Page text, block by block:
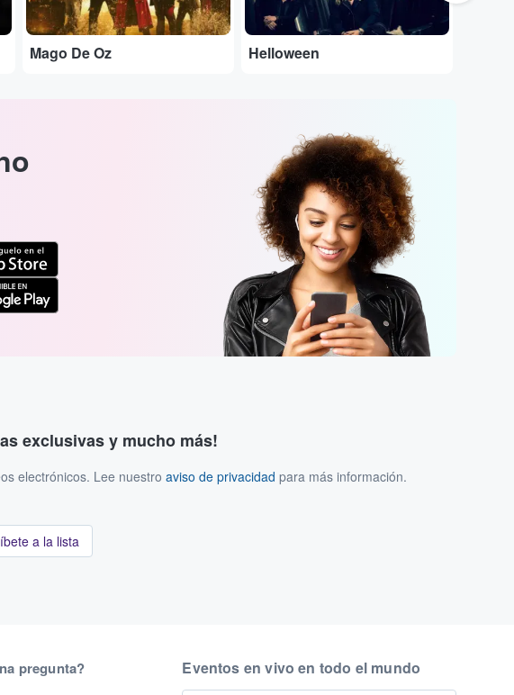
Mago De Oz Helloween
exclusivas y mucho más!
electrónicos. Lee nuestro aviso de privacidad para más información.
a la lista
pregunta? Eventos en vivo en todo el mundo